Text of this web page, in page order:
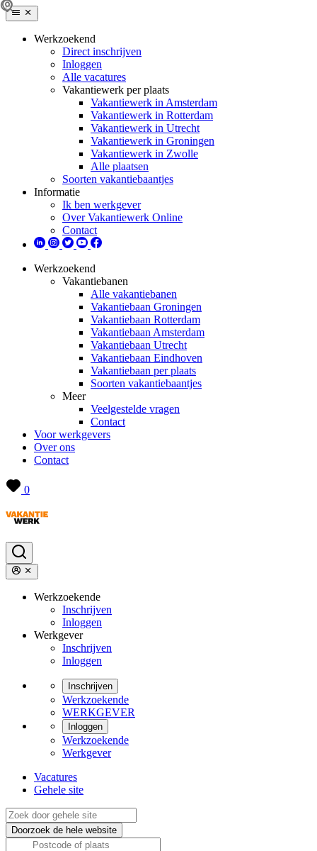
Werkzoekend
Direct inschrijven
Inloggen
Alle vacatures
Vakantiewerk per plaats
Vakantiewerk in Amsterdam
Vakantiewerk in Rotterdam
Vakantiewerk in Utrecht
Vakantiewerk in Groningen
Vakantiewerk in Zwolle
Alle plaatsen
Soorten vakantiebaantjes
Informatie
Ik ben werkgever
Over Vakantiewerk Online
Contact
Werkzoekend
Vakantiebanen
Alle vakantiebanen
Vakantiebaan Groningen
Vakantiebaan Rotterdam
Vakantiebaan Amsterdam
Vakantiebaan Utrecht
Vakantiebaan Eindhoven
Vakantiebaan per plaats
Soorten vakantiebaantjes
Meer
Veelgestelde vragen
Contact
Voor werkgevers
Over ons
Contact
0
Werkzoekende
Inschrijven
Inloggen
Werkgever
Inschrijven
Inloggen
Inschrijven
Werkzoekende
WERKGEVER
Inloggen
Werkzoekende
Werkgever
Vacatures
Gehele site